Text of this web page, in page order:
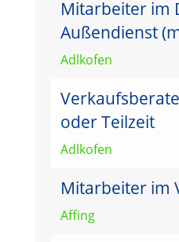
Mitarbeiter im
Außendienst
Adlkofen
oder Teilzeit
Adlkofen
Mitarbeiter im
Affing